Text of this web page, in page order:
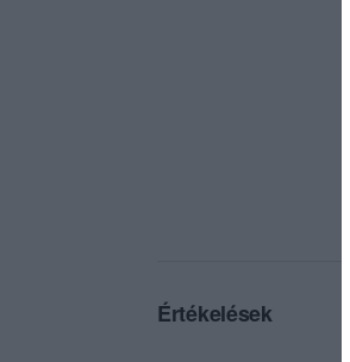
Értékelések